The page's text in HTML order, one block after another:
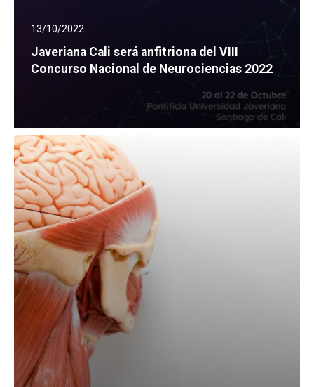
13/10/2022
Javeriana Cali será anfitriona del VIII
Concurso Nacional de Neurociencias 2022